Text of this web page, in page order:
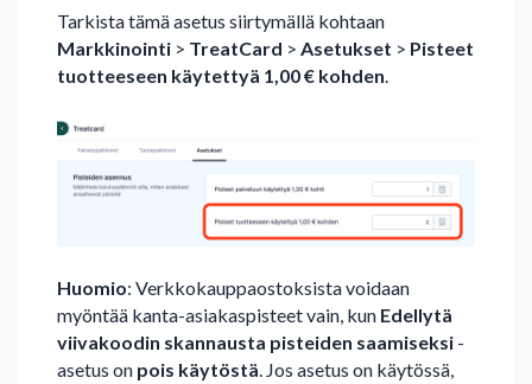
Tarkista tämä asetus siirtymällä kohtaan
Markkinointi > TreatCard > Asetukset > Pisteet
tuotteeseen käytettyä 1,00 € kohden.
Huomio: Verkkokauppaostoksista voidaan
myöntää kanta-asiakaspisteet vain, kun Edellytä
viivakoodin skannausta pisteiden saamiseksi -
asetus on pois käytöstä. Jos asetus on käytössä,